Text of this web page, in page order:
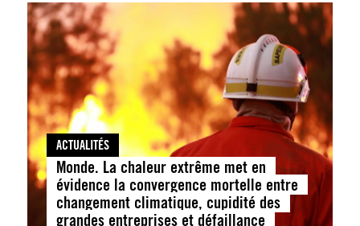
ACTUALITÉS
Monde. La chaleur extrême met en
évidence la convergence mortelle entre
changement climatique, cupidité des
grandes entreprises et défaillance